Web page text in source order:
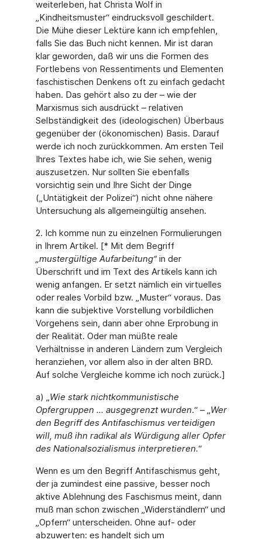
weiterleben, hat Christa Wolf in
„Kindheitsmuster“ eindrucksvoll geschildert.
Die Mühe dieser Lektüre kann ich empfehlen,
falls Sie das Buch nicht kennen. Mir ist daran
klar geworden, daß wir uns die Formen des
Fortlebens von Ressentiments und Elementen
faschistischen Denkens oft zu einfach gedacht
haben. Das gehört also zu der – wie der
Marxismus sich ausdrückt – relativen
Selbständigkeit des (ideologischen) Überbaus
gegenüber der (ökonomischen) Basis. Darauf
werde ich noch zurückkommen. Am ersten Teil
Ihres Textes habe ich, wie Sie sehen, wenig
auszusetzen. Nur sollten Sie ebenfalls
vorsichtig sein und Ihre Sicht der Dinge
(„Untätigkeit der Polizei“) nicht ohne nähere
Untersuchung als allgemeingültig ansehen.
2. Ich komme nun zu einzelnen Formulierungen
in Ihrem Artikel. [* Mit dem Begriff
„mustergültige Aufarbeitung“in der
Überschrift und im Text des Artikels kann ich
wenig anfangen. Er setzt nämlich ein virtuelles
oder reales Vorbild bzw. „Muster“ voraus. Das
kann die subjektive Vorstellung vorbildlichen
Vorgehens sein, dann aber ohne Erprobung in
der Realität. Oder man müßte reale
Verhältnisse in anderen Ländern zum Vergleich
heranziehen, vor allem also in der alten BRD.
Auf solche Vergleiche komme ich noch zurück.]
a) „Wie stark nichtkommunistische
Opfergruppen ... ausgegrenzt wurden.“ – „Wer
den Begriff des Antifaschismus verteidigen
will, muß ihn radikal als Würdigung aller Opfer
des Nationalsozialismus interpretieren.“
Wenn es um den Begriff Antifaschismus geht,
der ja zumindest eine passive, besser noch
aktive Ablehnung des Faschismus meint, dann
muß man schon zwischen „Widerständlern“ und
„Opfern“ unterscheiden. Ohne auf- oder
abzuwerten: es handelt sich um